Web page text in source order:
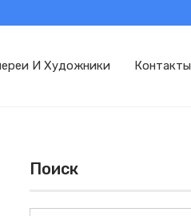
И Художники Контакты
Поиск